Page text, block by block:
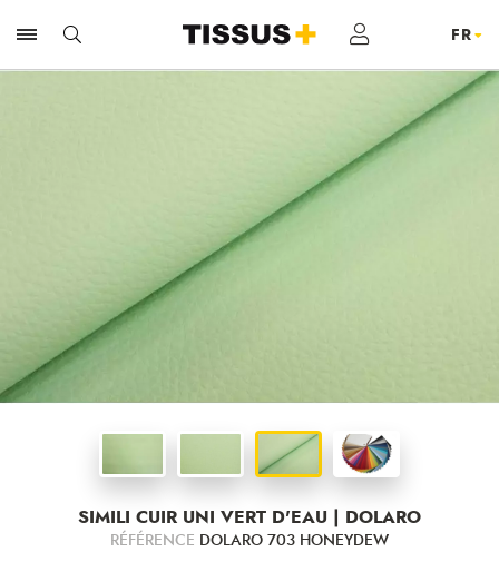
SIMILI CUIR UNI VERT D'EAU | DOLARO
RÉFÉRENCE DOLARO 703 HONEYDEW